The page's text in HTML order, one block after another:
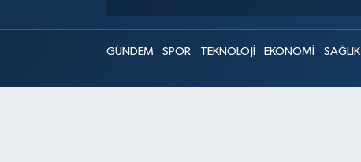
GÜNDEM SPOR TEKNOLOJİ EKONOMİ SAĞLIK